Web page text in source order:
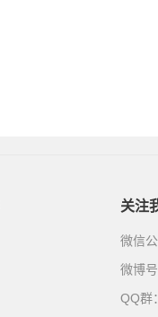
关注
微信公
微博号
QQ群